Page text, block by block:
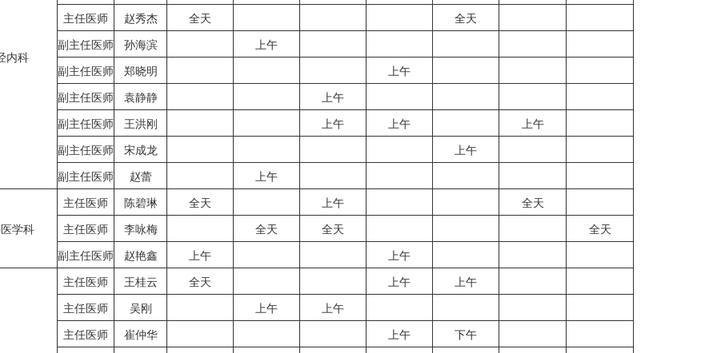
内科
主任医师
赵秀杰 全天
全天
副主任医师
孙海滨
上午
副主任医师
郑晓明
上午
副主任医师
袁静静
上午
副主任医师
王洪刚 上午 上午
上午
副主任医师
宋成龙
上午
副主任医师
赵蕾 上午
学科
主任医师 陈碧琳 全天 上午
全天
主任医师
李咏梅 全天 全天
全天
副主任医师
赵艳鑫 上午 上午
主任医师 王桂云 全天 上午
上午
主任医师
吴刚 上午
上午
主任医师
崔仲华 上午
下午